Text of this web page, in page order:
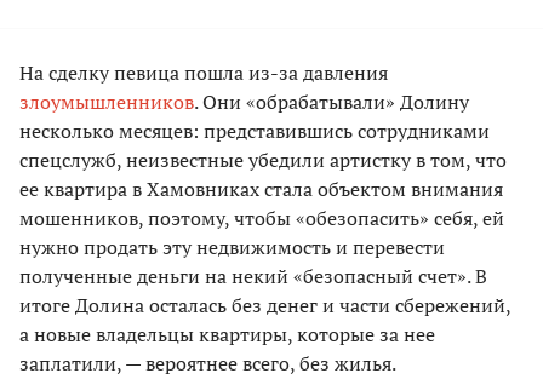
На сделку певица пошла из-за давления
злоумышленников. Они «обрабатывали» Долину
несколько месяцев: представившись сотрудниками
спецслужб, неизвестные убедили артистку в том, что
ее квартира в Хамовниках стала объектом внимания
мошенников, поэтому, чтобы «обезопасить» себя, ей
нужно продать эту недвижимость и перевести
полученные деньги на некий «безопасный счет». В
итоге Долина осталась без денег и части сбережений,
а новые владельцы квартиры, которые за нее
заплатили, — вероятнее всего, без жилья.